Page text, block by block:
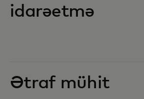
idarəetmə
Ətraf mühit